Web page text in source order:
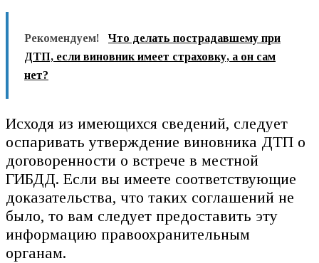
Рекомендуем!
Что делать пострадавшему при
ДТП, если виновник имеет страховку, а он сам
нет?
Исходя из имеющихся сведений, следует
оспаривать утверждение виновника ДТП о
договоренности о встрече в местной
ГИБДД. Если вы имеете соответствующие
доказательства, что таких соглашений не
было, то вам следует предоставить эту
информацию правоохранительным
органам.